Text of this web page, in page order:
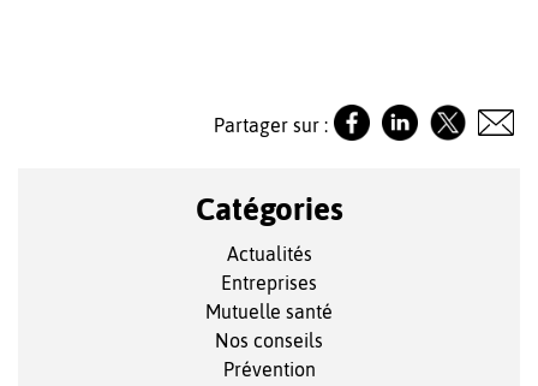
Partager sur :
Catégories
Actualités
Entreprises
Mutuelle santé
Nos conseils
Prévention